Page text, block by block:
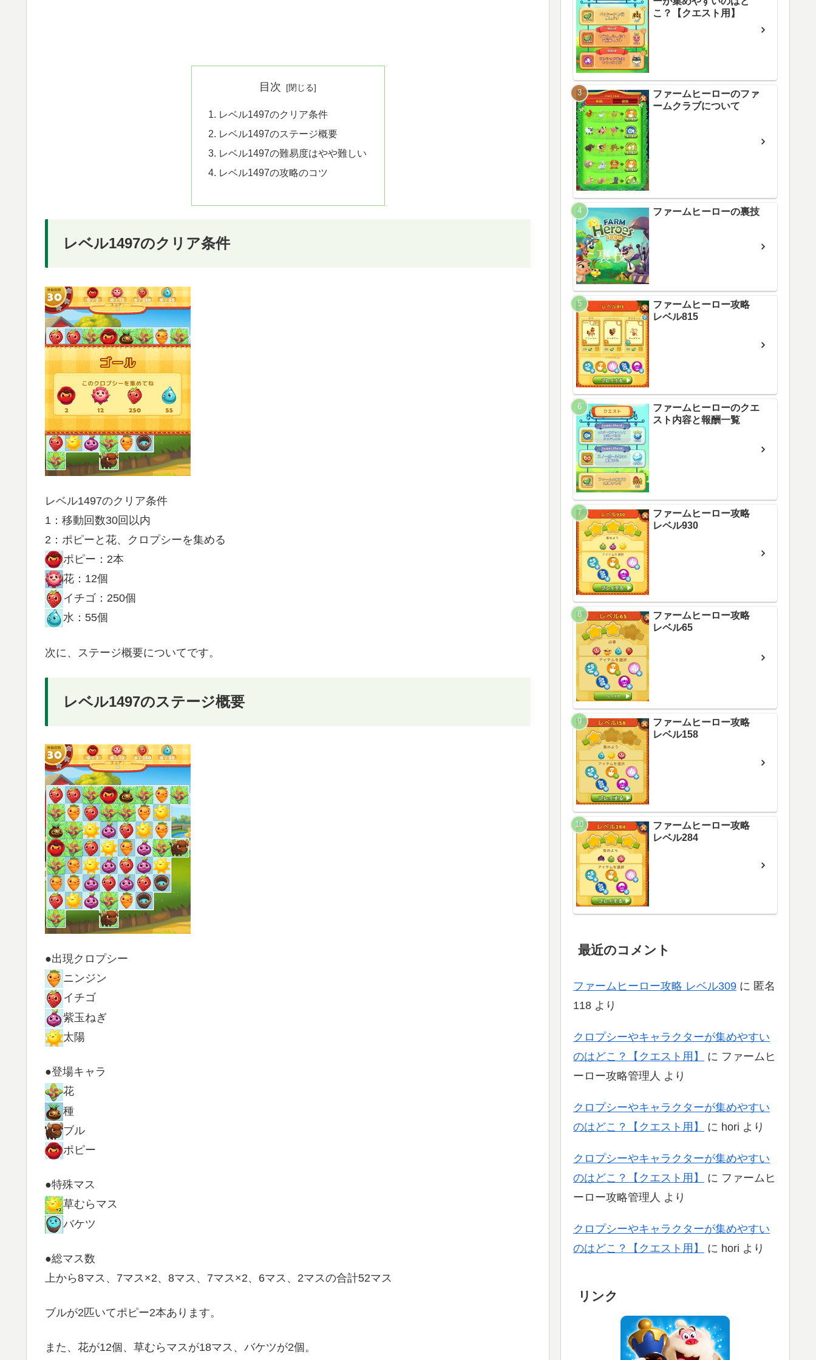
目次
レベル1497のクリア条件
レベル1497のステージ概要
レベル1497の難易度はやや難しい
レベル1497の攻略のコツ
レベル1497のクリア条件
レベル1497のクリア条件
1：移動回数30回以内
2：ポピーと花、クロプシーを集める
ポピー：2本
花：12個
イチゴ：250個
水：55個
次に、ステージ概要についてです。
レベル1497のステージ概要
●出現クロプシー
ニンジン
イチゴ
紫玉ねぎ
太陽
●登場キャラ
花
種
ブル
ポピー
●特殊マス
草むらマス
バケツ
●総マス数
上から8マス、7マス×2、8マス、7マス×2、6マス、2マスの合計52マス
ブルが2匹いてポピー2本あります。
また、花が12個、草むらマスが18マス、バケツが2個。
こ？【クエスト用】
ファームヒーローのファ
ームクラブについて
ファームヒーローの裏技
ファームヒーロー攻略
レベル815
ファームヒーローのクエ
スト内容と報酬一覧
ファームヒーロー攻略
レベル930
ファームヒーロー攻略
レベル65
ファームヒーロー攻略
レベル158
ファームヒーロー攻略
レベル284
最近のコメント
ファームヒーロー攻略 レベル309 に 匿名
118 より
クロプシーやキャラクターが集めやすい
のはどこ？【クエスト用】
に ファームヒ
ーロー攻略管理人 より
クロプシーやキャラクターが集めやすい
のはどこ？【クエスト用】
に hori より
クロプシーやキャラクターが集めやすい
のはどこ？【クエスト用】
に ファームヒ
ーロー攻略管理人 より
クロプシーやキャラクターが集めやすい
のはどこ？【クエスト用】
に hori より
リンク